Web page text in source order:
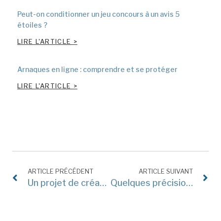
Peut-on conditionner un jeu concours à un avis 5
étoiles ?
LIRE L'ARTICLE >
Arnaques en ligne : comprendre et se protéger
LIRE L'ARTICLE >
ARTICLE PRÉCÉDENT
Un projet de création d’entreprise ? Consultez un avocat !
ARTICLE SUIVANT
Quelques précisions sur la marque sonore